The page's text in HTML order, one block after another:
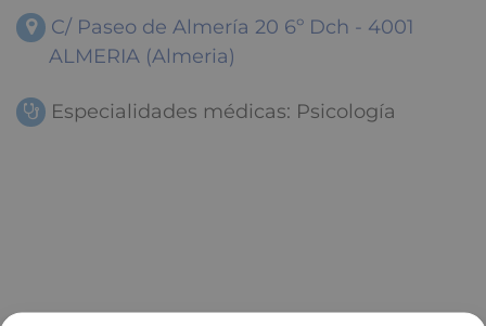
C/ Paseo de Almería 20 6º Dch - 4001
ALMERIA (Almeria)
Especialidades médicas: Psicología